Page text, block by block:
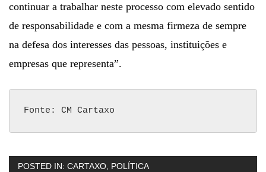
continuar a trabalhar neste processo com elevado sentido
de responsabilidade e com a mesma firmeza de sempre
na defesa dos interesses das pessoas, instituições e
empresas que representa”.
Fonte: CM Cartaxo
POSTED IN: CARTAXO, POLÍTICA